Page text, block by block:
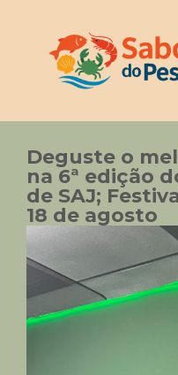
Deguste o
na 6ª edição
de SAJ;
18 de agosto